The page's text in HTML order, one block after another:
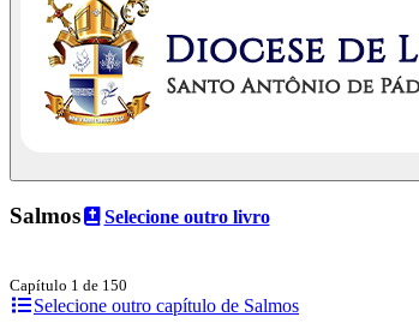
Salmos Selecione outro livro
Capítulo 1 de 150
Selecione outro capítulo de Salmos